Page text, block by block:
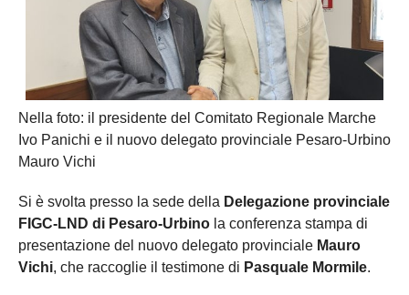
Nella foto: il presidente del Comitato Regionale Marche
Ivo Panichi e il nuovo delegato provinciale Pesaro-Urbino
Mauro Vichi
Si è svolta presso la sede della Delegazione provinciale
FIGC-LND di Pesaro-Urbino la conferenza stampa di
presentazione del nuovo delegato provinciale Mauro
Vichi, che raccoglie il testimone di Pasquale Mormile.